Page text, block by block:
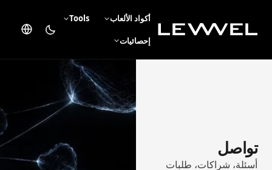
أكواد الألعاب Tools
إحصائيات
تواصل
أسئلة، شراكات، طلبات